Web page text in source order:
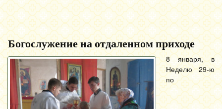
Богослужение на отдаленном приходе
8 января, в
Неделю 29-ю
по